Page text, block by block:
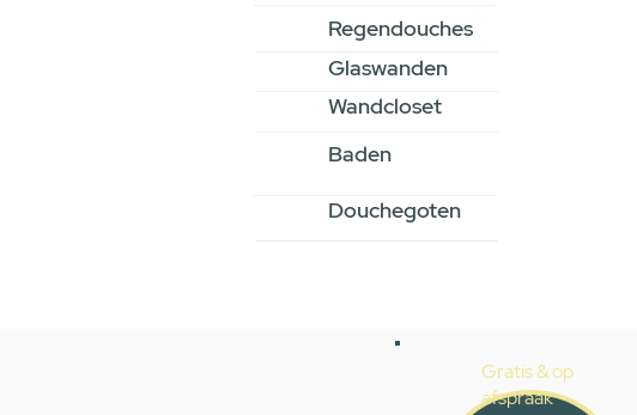
Regendouches
Glaswanden
Wandcloset
Baden
Douchegoten
Gratis & op
afspraak